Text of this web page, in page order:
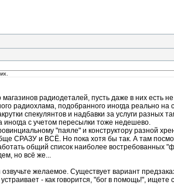
радиодеталей, пусть даже в них есть
радиохлама, подобранного иногда реально
спекулянтов и надбавки за услуги разных
иногда с учетом пересылки тоже недешево.
"паяле" и конструктору разной
СРАЗУ и ВСЁ. Но пока хотя бы так. А там
общий список наиболее востребованных
но всё же...
озвучьте желаемое. Существует вариант
- как говорится, "бог в помощь!", ищете